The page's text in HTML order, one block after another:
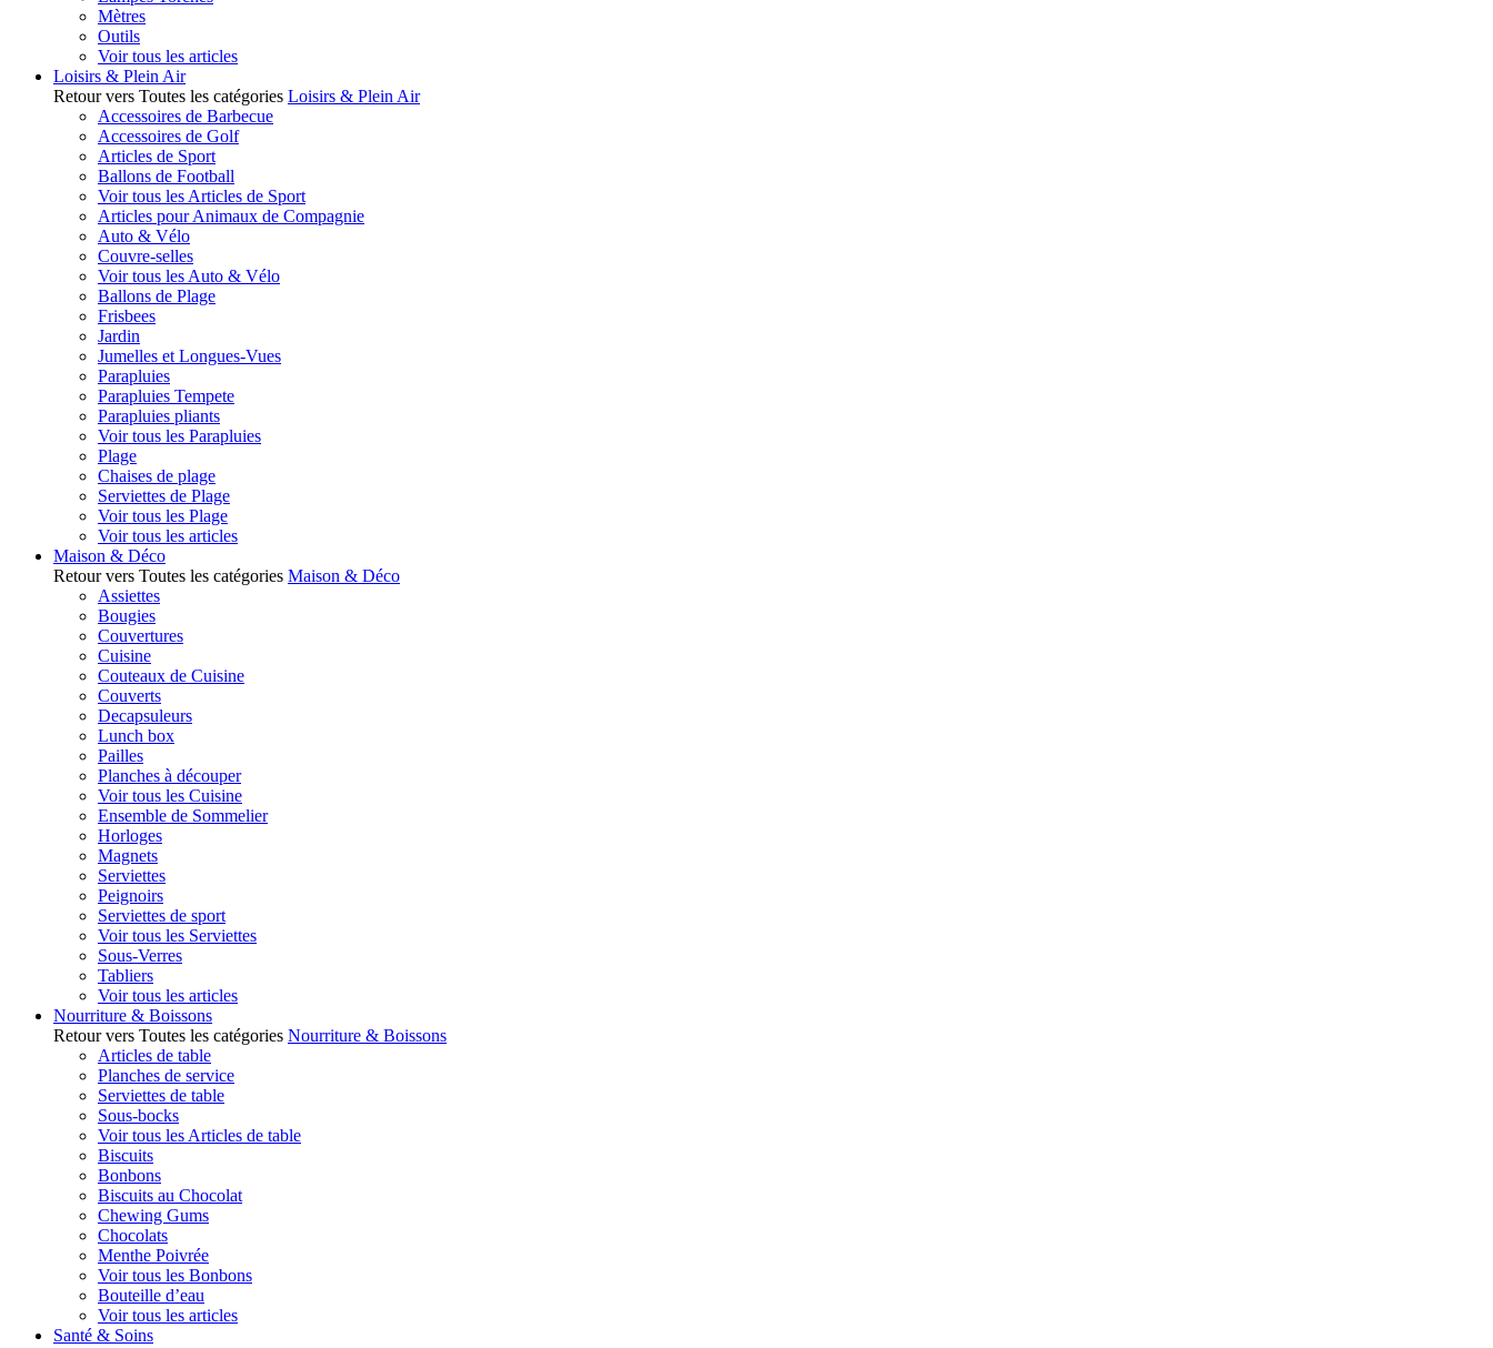
Mètres
Outils
Voir tous les articles
Loisirs & Plein Air
Retour vers Toutes les catégories Loisirs & Plein Air
Accessoires de Barbecue
Accessoires de Golf
Articles de Sport
Ballons de Football
Voir tous les Articles de Sport
Articles pour Animaux de Compagnie
Auto & Vélo
Couvre-selles
Voir tous les Auto & Vélo
Ballons de Plage
Frisbees
Jardin
Jumelles et Longues-Vues
Parapluies
Parapluies Tempete
Parapluies pliants
Voir tous les Parapluies
Plage
Chaises de plage
Serviettes de Plage
Voir tous les Plage
Voir tous les articles
Maison & Déco
Retour vers Toutes les catégories Maison & Déco
Assiettes
Bougies
Couvertures
Cuisine
Couteaux de Cuisine
Couverts
Decapsuleurs
Lunch box
Pailles
Planches à découper
Voir tous les Cuisine
Ensemble de Sommelier
Horloges
Magnets
Serviettes
Peignoirs
Serviettes de sport
Voir tous les Serviettes
Sous-Verres
Tabliers
Voir tous les articles
Nourriture & Boissons
Retour vers Toutes les catégories Nourriture & Boissons
Articles de table
Planches de service
Serviettes de table
Sous-bocks
Voir tous les Articles de table
Biscuits
Bonbons
Biscuits au Chocolat
Chewing Gums
Chocolats
Menthe Poivrée
Voir tous les Bonbons
Bouteille d’eau
Voir tous les articles
Santé & Soins